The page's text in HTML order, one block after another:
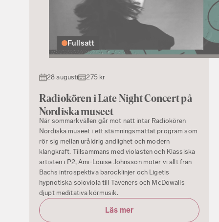
Fullsatt
28 augusti 275 kr
Radiokören i Late Night Concert på
Nordiska museet
När sommarkvällen går mot natt intar Radiokören
Nordiska museet i ett stämningsmättat program som
rör sig mellan uråldrig andlighet och modern
klangkraft. Tillsammans med violasten och Klassiska
artisten i P2, Ami‑Louise Johnsson möter vi allt från
Bachs introspektiva barocklinjer och Ligetis
hypnotiska soloviola till Taveners och McDowalls
djupt meditativa körmusik.
Läs mer